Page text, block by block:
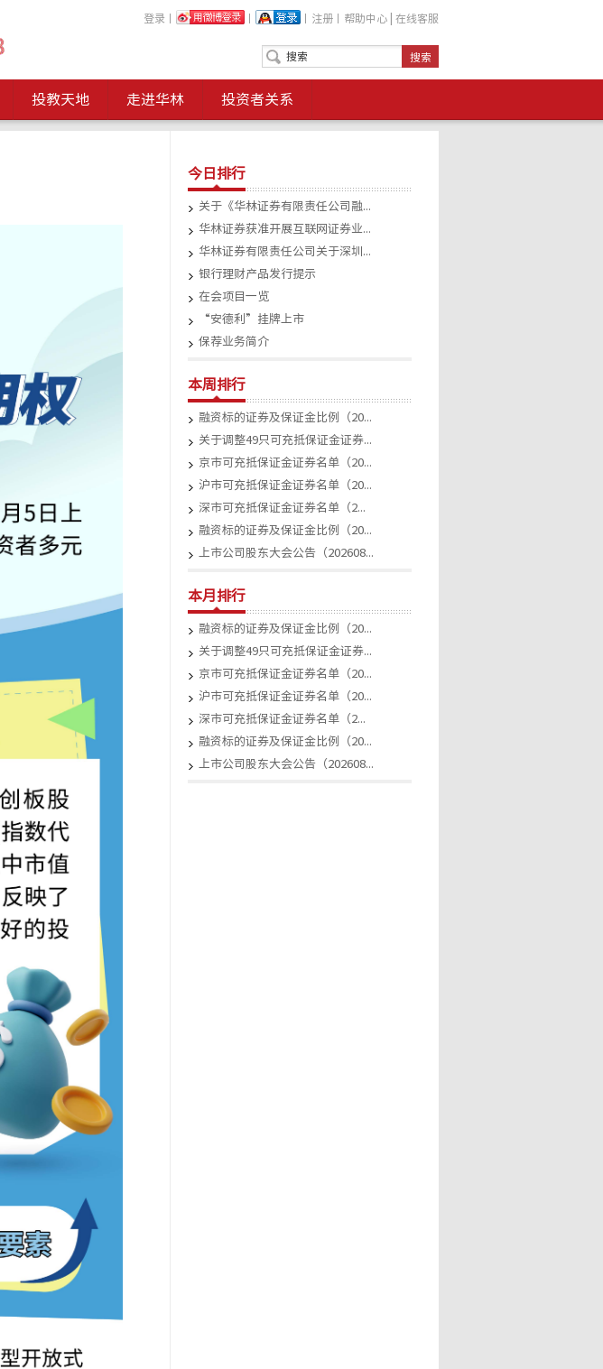
登录 注册 帮助中心 在线客服
投教天地 走进华林 投资者关系
今日排行
关于《华林证券有限责任公司融...
华林证券获准开展互联网证券业...
华林证券有限责任公司关于深圳...
银行理财产品发行提示
在会项目一览
“安德利”挂牌上市
保荐业务简介
本周排行
融资标的证券及保证金比例（20...
关于调整49只可充抵保证金证券...
京市可充抵保证金证券名单（20...
沪市可充抵保证金证券名单（20...
深市可充抵保证金证券名单（2...
融资标的证券及保证金比例（20...
上市公司股东大会公告（202608...
本月排行
融资标的证券及保证金比例（20...
关于调整49只可充抵保证金证券...
京市可充抵保证金证券名单（20...
沪市可充抵保证金证券名单（20...
深市可充抵保证金证券名单（2...
融资标的证券及保证金比例（20...
上市公司股东大会公告（202608...